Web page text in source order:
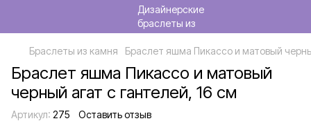
Браслеты из камня Браслет яшма Пикассо и матовый
Браслет яшма Пикассо и матовый
черный агат с гантелей, 16 см
Артикул: 275 Оставить отзыв